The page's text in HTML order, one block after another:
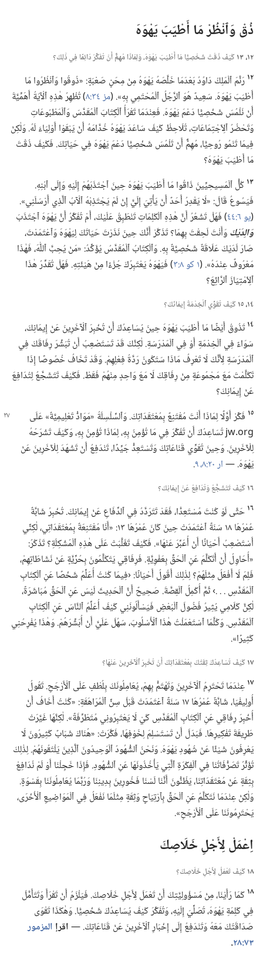
ذُقْ وَٱنْظُرْ مَا أَطْيَبَ يَهْوَهَ
١٢،‏ ١٣
كَيْفَ ذُقْتَ شَخْصِيًّا مَا أَطْيَبَ يَهْوَهَ،‏ وَلِمَاذَا مُهِمٌّ أَنْ تُفَكِّرَ دَائِمًا فِي ذٰلِكَ؟‏
١٢ رَنَّمَ ٱلْمَلِكُ دَاوُدُ بَعْدَمَا خَلَّصَهُ يَهْوَهُ مِنْ مِحَنٍ صَعْبَةٍ:‏ «ذُوقُوا وَٱنْظُرُوا مَا
أَطْيَبَ يَهْوَهَ.‏ سَعِيدٌ هُوَ ٱلرَّجُلُ ٱلْمُحْتَمِي بِهِ».‏ (‏مز ٣٤:‏٨
‏)‏ تُظْهِرُ هٰذِهِ ٱلْآيَةُ أَهَمِّيَّةَ
أَنْ نَلْمُسَ شَخْصِيًّا دَعْمَ يَهْوَهَ.‏ فَعِنْدَمَا تَقْرَأُ ٱلْكِتَابَ ٱلْمُقَدَّسَ وَٱلْمَطْبُوعَاتِ
وَتَحْضُرُ ٱلِٱجْتِمَاعَاتِ،‏ تُلَاحِظُ كَيْفَ سَاعَدَ يَهْوَهُ خُدَّامَهُ أَنْ يَبْقَوْا أَوْلِيَاءَ لَهُ.‏ وَلٰكِنْ
فِيمَا تَنْمُو رُوحِيًّا،‏ مُهِمٌّ أَنْ تَلْمُسَ شَخْصِيًّا دَعْمَ يَهْوَهَ فِي حَيَاتِكَ.‏ فَكَيْفَ ذُقْتَ
مَا أَطْيَبَ يَهْوَهَ؟‏
١٣ كُلُّ ٱلْمَسِيحِيِّينَ ذَاقُوا مَا أَطْيَبَ يَهْوَهَ حِينَ ٱجْتَذَبَهُمْ إِلَيْهِ وَإِلَى ٱبْنِهِ.‏
فَيَسُوعُ قَالَ:‏ «لَا يَقْدِرُ أَحَدٌ أَنْ يَأْتِيَ إِلَيَّ إِنْ لَمْ يَجْتَذِبْهُ ٱلْآبُ ٱلَّذِي أَرْسَلَنِي».‏
(‏يو ٦:‏٤٤
‏)‏ فَهَلْ تَشْعُرُ أَنَّ هٰذِهِ ٱلْكَلِمَاتِ تَنْطَبِقُ عَلَيْكَ،‏ أَمْ تُفَكِّرُ أَنَّ يَهْوَهَ ٱجْتَذَبَ
وَالِدَيْكَوَأَنْتَ لَحِقْتَ بِهِمَا؟‏ تَذَكَّرْ أَنَّكَ حِينَ نَذَرْتَ حَيَاتَكَ لِيَهْوَهَ وَٱعْتَمَدْتَ،‏
صَارَ لَدَيْكَ عَلَاقَةٌ شَخْصِيَّةٌ بِهِ.‏ وَٱلْكِتَابُ ٱلْمُقَدَّسُ يُؤَكِّدُ:‏ «مَنْ يُحِبَّ ٱللّٰهَ،‏ فَهٰذَا
مَعْرُوفٌ عِنْدَهُ».‏ (‏١ كو ٨:‏٣
‏)‏ فَيَهْوَهُ يَعْتَبِرُكَ جُزْءًا مِنْ هَيْئَتِهِ.‏ فَهَلْ تُقَدِّرُ هٰذَا
ٱلِٱمْتِيَازَ ٱلرَّائِعَ؟‏
١٤،‏ ١٥
كَيْفَ تُقَوِّي ٱلْخِدْمَةُ إِيمَانَكَ؟‏
١٤تَذُوقُ أَيْضًا مَا أَطْيَبَ يَهْوَهَ حِينَ يُسَاعِدُكَ أَنْ تُخْبِرَ ٱلْآخَرِينَ عَنْ إِيمَانِكَ،‏
سَوَاءٌ فِي ٱلْخِدْمَةِ أَوْ فِي ٱلْمَدْرَسَةِ.‏ لٰكِنَّكَ قَدْ تَسْتَصْعِبُ أَنْ تُبَشِّرَ رِفَاقَكَ فِي
ٱلْمَدْرَسَةِ لِأَنَّكَ لَا تَعْرِفُ مَاذَا سَتَكُونُ رَدَّةُ فِعْلِهِمْ.‏ وَقَدْ تَخَافُ خُصُوصًا إِذَا
تَكَلَّمْتَ مَعَ مَجْمُوعَةٍ مِنْ رِفَاقِكَ لَا مَعَ وَاحِدٍ مِنْهُمْ فَقَطْ.‏ فَكَيْفَ تَتَشَجَّعُ لِتُدَافِعَ
عَنْ إِيمَانِكَ؟‏
١٥ فَكِّرْ أَوَّلًا لِمَاذَا أَنْتَ مُقْتَنِعٌ بِمُعْتَقَدَاتِكَ.‏وَٱلسِّلْسِلَةُ «مَوَادُّ تَعْلِيمِيَّةٌ» عَلَى
jw.‎org تُسَاعِدُكَ أَنْ تُفَكِّرَ فِي مَا تُؤْمِنُ بِهِ،‏ لِمَاذَا تُؤْمِنُ بِهِ،‏ وَكَيْفَ تَشْرَحُهُ
لِلْآخَرِينَ.‏ وَحِينَ تُقَوِّي قَنَاعَاتِكَ وَتَسْتَعِدُّ جَيِّدًا،‏ تَنْدَفِعُ أَنْ تَشْهَدَ لِلْآخَرِينَ عَنْ
يَهْوَهَ.‏ —‏ار ٢٠:‏٨،‏ ٩ ‏.‏
١٦كَيْفَ تَتَشَجَّعُ وَتُدَافِعُ عَنْ إِيمَانِكَ؟‏
١٦ حَتَّى لَوْ كُنْتَ مُسْتَعِدًّا،‏ فَقَدْ تَتَرَدَّدُ فِي ٱلدِّفَاعِ عَنْ إِيمَانِكَ.‏ تُخْبِرُ شَابَّةٌ
عُمْرُهَا ١٨ سَنَةً ٱعْتَمَدَتْ حِينَ كَانَ عُمْرُهَا ١٣:‏ «أَنَا مُقْتَنِعَةٌ بِمُعْتَقَدَاتِي،‏ لٰكِنِّي
أَسْتَصْعِبُ أَحْيَانًا أَنْ أُعَبِّرَ عَنْهَا».‏ فَكَيْفَ تَغَلَّبَتْ عَلَى هٰذِهِ ٱلْمُشْكِلَةِ؟‏ تَذْكُرُ:‏
«أُحَاوِلُ أَنْ أَتَكَلَّمَ عَنِ ٱلْحَقِّ بِعَفْوِيَّةٍ.‏ فَرِفَاقِي يَتَكَلَّمُونَ بِحُرِّيَّةٍ عَنْ نَشَاطَاتِهِمْ،‏
فَلِمَ لَا أَفْعَلُ مِثْلَهُمْ؟‏ لِذٰلِكَ أَقُولُ أَحْيَانًا:‏ ‹فِيمَا كُنْتُ أُعَلِّمُ شَخْصًا عَنِ ٱلْكِتَابِ
ٱلْمُقَدَّسِ .‏ .‏ .‏› ثُمَّ أُكْمِلُ ٱلْقِصَّةَ.‏ صَحِيحٌ أَنَّ ٱلْحَدِيثَ لَيْسَ عَنِ ٱلْحَقِّ مُبَاشَرَةً،‏
لٰكِنَّ كَلَامِي يُثِيرُ فُضُولَ ٱلْبَعْضِ فَيَسْأَلُونَنِي كَيْفَ أُعَلِّمُ ٱلنَّاسَ عَنِ ٱلْكِتَابِ
ٱلْمُقَدَّسِ.‏ وَكُلَّمَا ٱسْتَعْمَلْتُ هٰذَا ٱلْأُسْلُوبَ،‏ سَهُلَ عَلَيَّ أَنْ أُبَشِّرَهُمْ.‏ وَهٰذَا يُفْرِحُنِي
كَثِيرًا».‏
١٧كَيْفَ تُسَاعِدُكَ ثِقَتُكَ بِمُعْتَقَدَاتِكَ أَنْ تُخْبِرَ ٱلْآخَرِينَ عَنْهَا؟‏
١٧ عِنْدَمَا تَحْتَرِمُ ٱلْآخَرِينَ وَتَهْتَمُّ بِهِمْ،‏ يُعَامِلُونَكَ بِلُطْفٍ عَلَى ٱلْأَرْجَحِ.‏ تَقُولُ
أُولِيفْيَا،‏ شَابَّةٌ عُمْرُهَا ١٧ سَنَةً ٱعْتَمَدَتْ قَبْلَ سِنِّ ٱلْمُرَاهَقَةِ:‏ «كُنْتُ أَخَافُ أَنْ
أُخْبِرَ رِفَاقِي عَنِ ٱلْكِتَابِ ٱلْمُقَدَّسِ كَيْ لَا يَعْتَبِرُونِي مُتَطَرِّفَةً».‏ لٰكِنَّهَا غَيَّرَتْ
طَرِيقَةَ تَفْكِيرِهَا.‏ فَبَدَلَ أَنْ تَسْتَسْلِمَ لِخَوْفِهَا،‏ فَكَّرَتْ:‏ «هُنَاكَ شَبَابٌ كَثِيرُونَ لَا
يَعْرِفُونَ شَيْئًا عَنْ شُهُودِ يَهْوَهَ.‏ وَنَحْنُ ٱلشُّهُودُ ٱلْوَحِيدُونَ ٱلَّذِينَ يَلْتَقُونَهُمْ.‏ لِذٰلِكَ
تُؤَثِّرُ تَصَرُّفَاتُنَا فِي ٱلْفِكْرَةِ ٱلَّتِي يَأْخُذُونَهَا عَنِ ٱلشُّهُودِ.‏ فَإِذَا خَجِلْنَا أَوْ لَمْ نُدَافِعْ
بِثِقَةٍ عَنْ مُعْتَقَدَاتِنَا،‏ يَظُنُّونَ أَنَّنَا لَسْنَا فَخُورِينَ بِدِينِنَا وَرُبَّمَا يُعَامِلُونَنَا بِقَسْوَةٍ.‏
وَلٰكِنْ عِنْدَمَا نَتَكَلَّمُ عَنِ ٱلْحَقِّ بِٱرْتِيَاحٍ وَثِقَةٍ مِثْلَمَا نَفْعَلُ فِي ٱلْمَوَاضِيعِ ٱلْأُخْرَى،‏
يَحْتَرِمُونَنَا عَلَى ٱلْأَرْجَحِ».‏
اِعْمَلْ لِأَجْلِ خَلَاصِكَ
١٨كَيْفَ تَعْمَلُ لِأَجْلِ خَلَاصِكَ؟‏
١٨ كَمَا رَأَيْنَا،‏ مِنْ مَسْؤُولِيَّتِكَ أَنْ تَعْمَلَ لِأَجْلِ خَلَاصِكَ.‏ فَيَلْزَمُ أَنْ تَقْرَأَ وَتَتَأَمَّلَ
فِي كَلِمَةِ يَهْوَهَ،‏ تُصَلِّيَ إِلَيْهِ،‏ وَتُفَكِّرَ كَيْفَ يُسَاعِدُكَ شَخْصِيًّا.‏ وَهٰكَذَا تَقْوَى
صَدَاقَتُكَ مَعَهُ وَتَنْدَفِعُ إِلَى إِخْبَارِ ٱلْآخَرِينَ عَنْ قَنَاعَاتِكَ.‏ —‏اقرإ المزمور
٧٣:‏٢٨
‏.‏